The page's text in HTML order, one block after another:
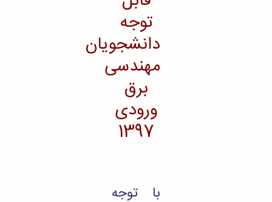
توجه
دانشجویان
مهندسی
برق
ورودی
1397
با توجه